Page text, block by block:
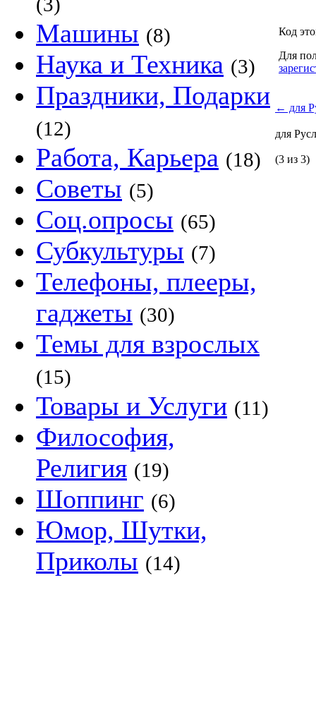
Машины (8)
Наука и Техника (3)
Праздники, Подарки
(12)
Работа, Карьера (18)
Советы (5)
Соц.опросы (65)
Субкультуры (7)
Телефоны, плееры,
гаджеты (30)
Темы для взрослых
(15)
Товары и Услуги (11)
Философия,
Религия (19)
Шоппинг (6)
Юмор, Шутки,
Приколы (14)
Код
Для
← для
для
(3 из 3)